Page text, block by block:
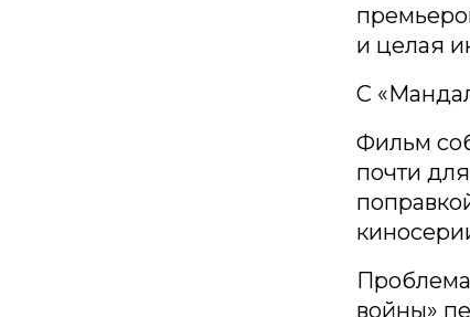
и целая
С
Фильм
почти
войны»